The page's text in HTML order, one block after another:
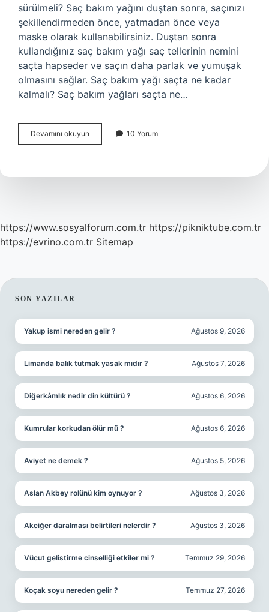
sürülmeli? Saç bakım yağını duştan sonra, saçınızı
şekillendirmeden önce, yatmadan önce veya
maske olarak kullanabilirsiniz. Duştan sonra
kullandığınız saç bakım yağı saç tellerinin nemini
saçta hapseder ve saçın daha parlak ve yumuşak
olmasını sağlar. Saç bakım yağı saçta ne kadar
kalmalı? Saç bakım yağları saçta ne…
Devamını okuyun
Bakim
Kullanılır
10 Yorum
https://www.sosyalforum.com.tr https://pikniktube.com.tr
https://evrino.com.tr Sitemap
SIDEBAR
SON YAZILAR
Yakup ismi nereden gelir ? Ağustos 9, 2026
Limanda balık tutmak yasak mıdır ? Ağustos 7, 2026
Diğerkâmlık nedir din kültürü ? Ağustos 6, 2026
Kumrular korkudan ölür mü ? Ağustos 6, 2026
Aviyet ne demek ? Ağustos 5, 2026
Aslan Akbey rolünü kim oynuyor ? Ağustos 3, 2026
Akciğer daralması belirtileri nelerdir ? Ağustos 3, 2026
Vücut gelistirme cinselliği etkiler mi ? Temmuz 29, 2026
Koçak soyu nereden gelir ? Temmuz 27, 2026